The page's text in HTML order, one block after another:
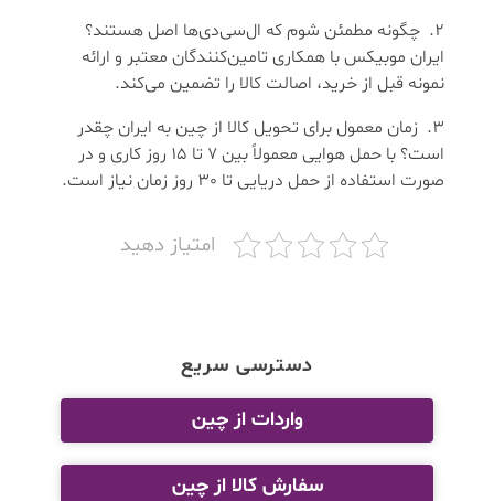
چگونه مطمئن شوم که ال‌سی‌دی‌ها اصل هستند؟
ایران موبیکس با همکاری تامین‌کنندگان معتبر و ارائه
نمونه قبل از خرید، اصالت کالا را تضمین می‌کند.
زمان معمول برای تحویل کالا از چین به ایران چقدر
است؟ با حمل هوایی معمولاً بین 7 تا 15 روز کاری و در
صورت استفاده از حمل دریایی تا 30 روز زمان نیاز است.
امتیاز دهید
دسترسی سریع
واردات از چین
سفارش کالا از چین